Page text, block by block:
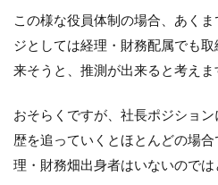
この様な役員体制の場合、あく
ジとしては経理・財務配属でも
来そうと、推測が出来ると考えま
おそらくですが、社長ポジショ
歴を追っていくとほとんどの場
理・財務畑出身者はいないのでは